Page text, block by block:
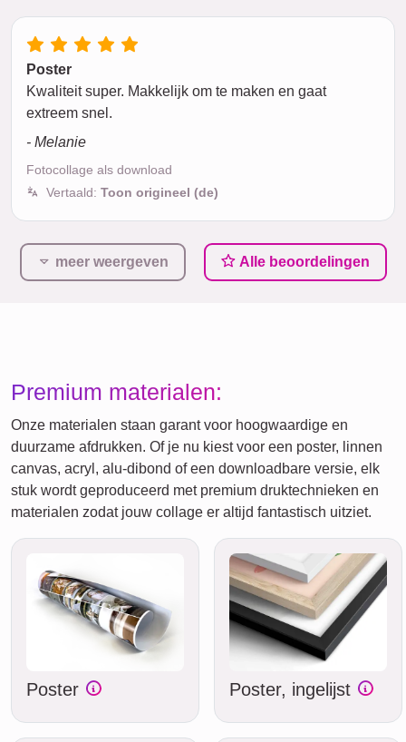
Poster
Kwaliteit super. Makkelijk om te maken en gaat
extreem snel.
- Melanie
Fotocollage als download
Vertaald: Toon origineel (de)
meer weergeven Alle beoordelingen
Premium materialen:
Onze materialen staan garant voor hoogwaardige en
duurzame afdrukken. Of je nu kiest voor een poster, linnen
canvas, acryl, alu-dibond of een downloadbare versie, elk
stuk wordt geproduceerd met premium druktechnieken en
materialen zodat jouw collage er altijd fantastisch uitziet.
Poster Poster, ingelijst